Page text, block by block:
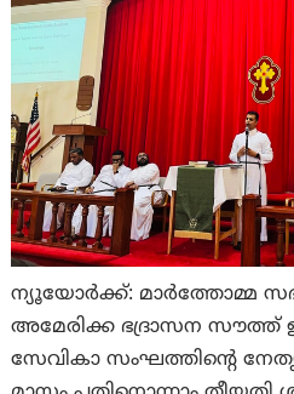
ന്യൂയോർക്ക്: മാർത്തോമ്മ
അമേരിക്ക ഭദ്രാസന സൗത്ത്
സേവികാ സംഘത്തിന്റെ